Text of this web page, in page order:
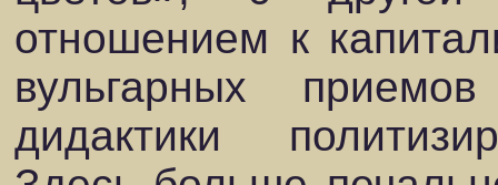
отношением к
вульгарных
дидактики